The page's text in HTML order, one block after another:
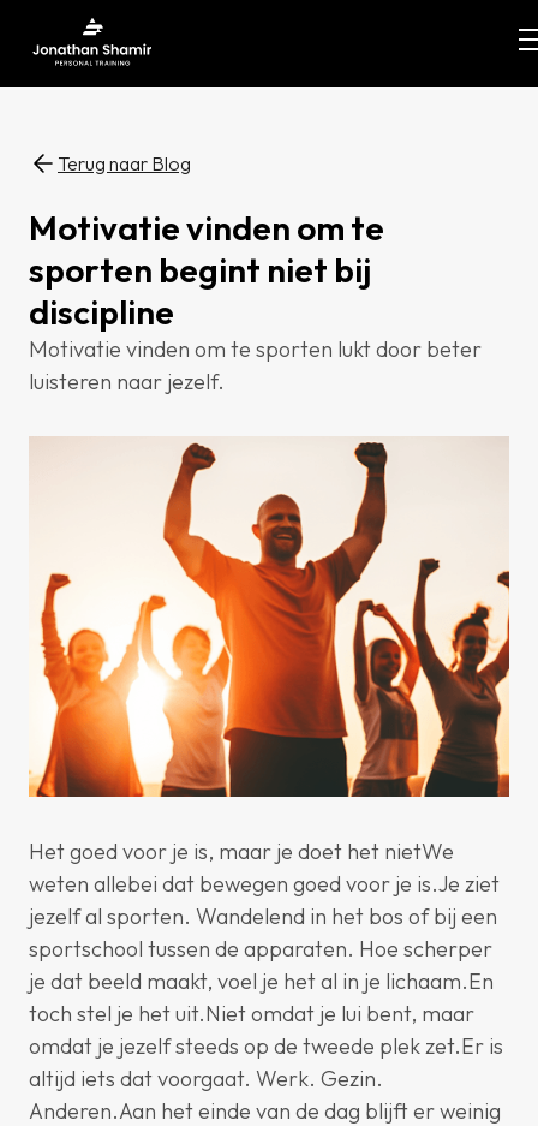
Terug naar Blog
Motivatie vinden om te
sporten begint niet bij
discipline
Motivatie vinden om te sporten lukt door beter
luisteren naar jezelf.
Het goed voor je is, maar je doet het nietWe
weten allebei dat bewegen goed voor je is.Je ziet
jezelf al sporten. Wandelend in het bos of bij een
sportschool tussen de apparaten. Hoe scherper
je dat beeld maakt, voel je het al in je lichaam.En
toch stel je het uit.Niet omdat je lui bent, maar
omdat je jezelf steeds op de tweede plek zet.Er is
altijd iets dat voorgaat. Werk. Gezin.
Anderen.Aan het einde van de dag blijft er weinig